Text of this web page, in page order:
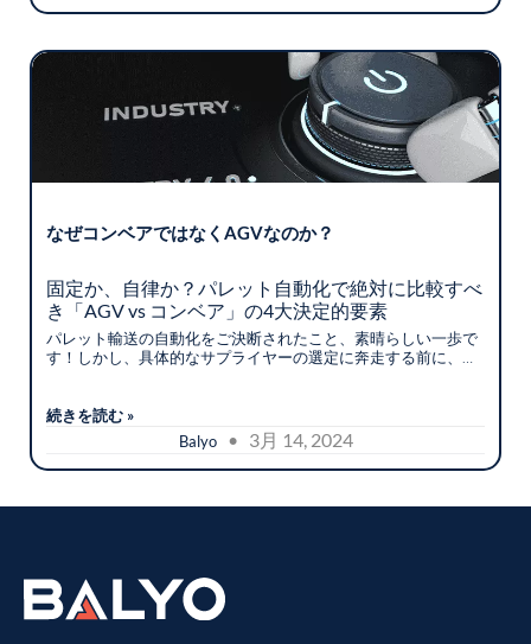
なぜコンベアではなくAGVなのか？
固定か、自律か？パレット自動化で絶対に比較すべ
き「AGV vs コンベア」の4大決定的要素
パレット輸送の自動化をご決断されたこと、素晴らしい一歩で
す！しかし、具体的なサプライヤーの選定に奔走する前に、自
式コンベア」なのかを見極める必要があります。
続きを読む »
Balyo• 3月 14, 2024